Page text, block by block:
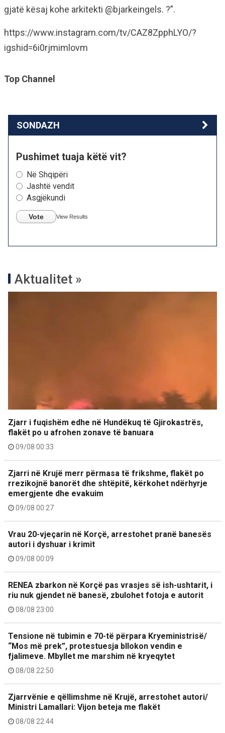
gjatë kësaj kohe arkitekti @bjarkeingels. ?”.
https://www.instagram.com/tv/CAZ8ZpphLYO/?
igshid=6i0rjmimlovm
Top Channel
SONDAZH
Pushimet tuaja këtë vit?
Në Shqipëri
Jashtë vendit
Asgjëkundi
Vote View Results
Aktualitet »
Zjarr i fuqishëm edhe në Hundëkuq të Gjirokastrës,
flakët po u afrohen zonave të banuara
09/08 00:33
Zjarri në Krujë merr përmasa të frikshme, flakët po
rrezikojnë banorët dhe shtëpitë, kërkohet ndërhyrje
emergjente dhe evakuim
09/08 00:27
Vrau 20-vjeçarin në Korçë, arrestohet pranë banesës
autori i dyshuar i krimit
09/08 00:09
RENEA zbarkon në Korçë pas vrasjes së ish-ushtarit, i
riu nuk gjendet në banesë, zbulohet fotoja e autorit
08/08 23:00
Tensione në tubimin e 70-të përpara Kryeministrisë/
“Mos më prek”, protestuesja bllokon vendin e
fjalimeve. Mbyllet me marshim në kryeqytet
08/08 22:50
Zjarrvënie e qëllimshme në Krujë, arrestohet autori/
Ministri Lamallari: Vijon beteja me flakët
08/08 22:44